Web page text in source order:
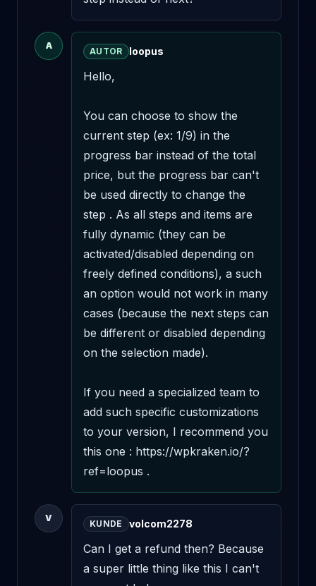
A
AUTOR loopus
Hello,
You can choose to show the
current step (ex: 1/9) in the
progress bar instead of the total
price, but the progress bar can't
be used directly to change the
step . As all steps and items are
fully dynamic (they can be
activated/disabled depending on
freely defined conditions), a such
an option would not work in many
cases (because the next steps can
be different or disabled depending
on the selection made).
If you need a specialized team to
add such specific customizations
to your version, I recommend you
this one : https://wpkraken.io/?
ref=loopus .
V
KUNDE volcom2278
Can I get a refund then? Because
a super little thing like this I can't